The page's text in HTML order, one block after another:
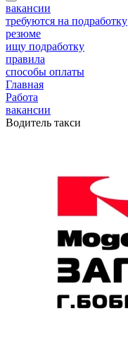
вакансии
требуются на подработку
резюме
ищу подработку
правила
способы оплаты
Главная
Работа
вакансии
Водитель такси